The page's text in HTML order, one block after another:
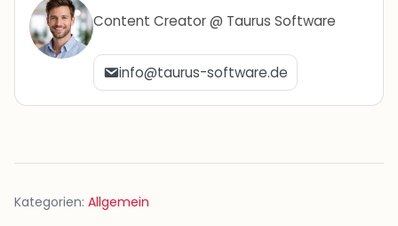
Content Creator @ Taurus Software
info@taurus-software.de
Kategorien: Allgemein